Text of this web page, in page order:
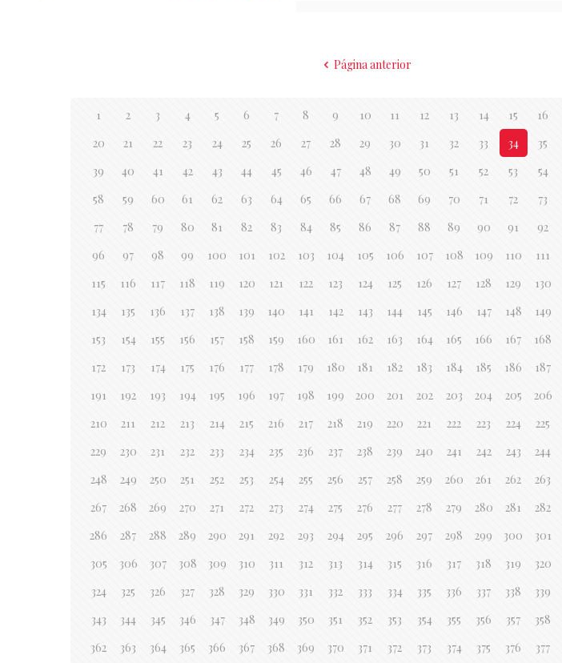
Página anterior
1 2 3 4 5 6 7 8 9 10 11 12 13 14 15 16
20
21 22 23 24 25 26 27 28 29 30 31 32 33 34 35
39
40 41 42 43 44 45 46 47 48 49 50 51 52 53 54
58
59 60 61 62 63 64 65 66 67 68 69 70 71 72 73
77
78 79 80 81 82 83 84 85 86 87 88 89 90 91 92
96
97 98 99 100 101 102 103 104 105 106 107 108 109 110 111
115
116 117 118 119 120 121 122 123 124 125 126 127 128 129 130
134
135 136 137 138 139 140 141 142 143 144 145 146 147 148 149
153
154 155 156 157 158 159 160 161 162 163 164 165 166 167 168
172
173 174 175 176 177 178 179 180 181 182 183 184 185 186 187
191
192 193 194 195 196 197 198 199 200 201 202 203 204 205 206
210
211 212 213 214 215 216 217 218 219 220 221 222 223 224 225
229
230 231 232 233 234 235 236 237 238 239 240 241 242 243 244
248
249 250 251 252 253 254 255 256 257 258 259 260 261 262 263
267
268 269 270 271 272 273 274 275 276 277 278 279 280 281 282
286
287 288 289 290 291 292 293 294 295 296 297 298 299 300 301
305
306 307 308 309 310 311 312 313 314 315 316 317 318 319 320
324
325 326 327 328 329 330 331 332 333 334 335 336 337 338 339
343
344 345 346 347 348 349 350 351 352 353 354 355 356 357 358
362
363 364 365 366 367 368 369 370 371 372 373 374 375 376 377